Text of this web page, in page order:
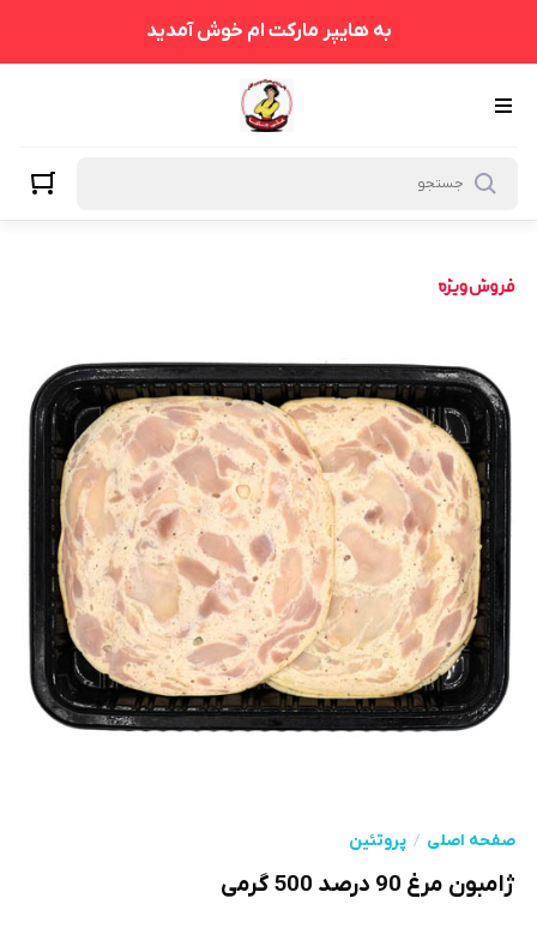
به هایپر مارکت ام خوش آمدید
صفحه اصلی پروتئین
ژامبون مرغ 90 درصد 500 گرمی